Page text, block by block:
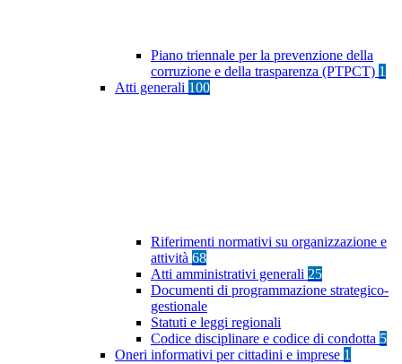
Piano triennale per la prevenzione della
corruzione e della trasparenza (PTPCT) 1
Atti generali 100
Riferimenti normativi su organizzazione e
attività 68
Atti amministrativi generali 25
Documenti di programmazione strategico-
gestionale
Statuti e leggi regionali
Codice disciplinare e codice di condotta 5
Oneri informativi per cittadini e imprese 1